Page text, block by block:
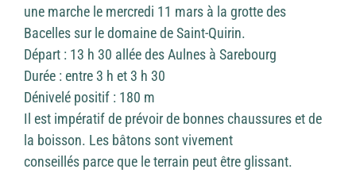
une marche le mercredi 11 mars à la grotte des
Bacelles sur le domaine de Saint-Quirin.
Départ : 13 h 30 allée des Aulnes à Sarebourg
Durée : entre 3 h et 3 h 30
Dénivelé positif : 180 m
Il est impératif de prévoir de bonnes chaussures et de
la boisson. Les bâtons sont vivement
conseillés parce que le terrain peut être glissant.